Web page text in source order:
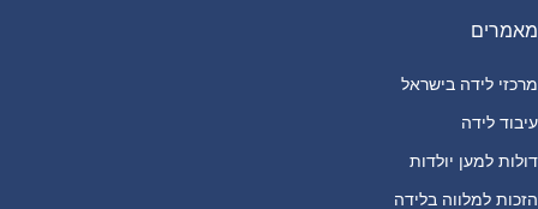
מאמרים
מרכזי לידה בישראל
עיבוד לידה
דולות למען יולדות
הזכות למלווה בלידה